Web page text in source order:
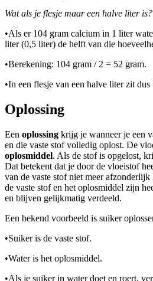
Wat als je flesje maar een halve liter is?
•Als er 104 gram calcium in 1 liter
liter (0,5 liter) de helft van die
•Berekening: 104 gram / 2 = 52 gram.
•In een flesje van een halve liter zit
Oplossing
Een oplossing krijg je wanneer je een
en die vaste stof volledig oplost. De
oplosmiddel. Als de stof is opgelost,
Dat betekent dat je door de vloeistof
van de vaste stof niet meer
de vaste stof en het oplosmiddel zijn
en blijven gelijkmatig verdeeld.
Een bekend voorbeeld is suiker
•Suiker is de vaste stof.
•Water is het oplosmiddel.
•Als je suiker in water doet en roert,